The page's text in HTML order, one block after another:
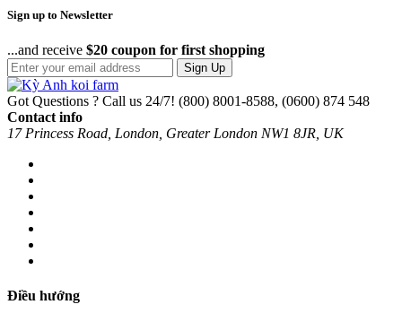
Sign up to Newsletter
...and receive $20 coupon for first shopping
Sign Up
Got Questions ? Call us 24/7! (800) 8001-8588, (0600) 874 548
Contact info
17 Princess Road, London, Greater London NW1 8JR, UK
Điều hướng